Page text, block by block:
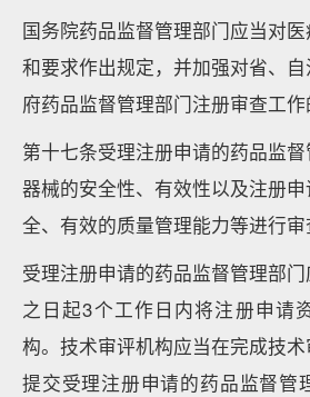
国务院药品监督管理部门应当对
和要求作出规定，并加强对省、
府药品监督管理部门注册审查工作
第十七条受理注册申请的药品监
器械的安全性、有效性以及注册
全、有效的质量管理能力等进行审
受理注册申请的药品监督管理部
之日起3个工作日内将注册申请
构。技术审评机构应当在完成技
提交受理注册申请的药品监督管